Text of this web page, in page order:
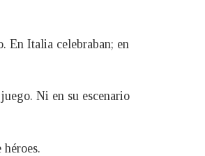
En Italia celebraban; en
Ni en su escenario